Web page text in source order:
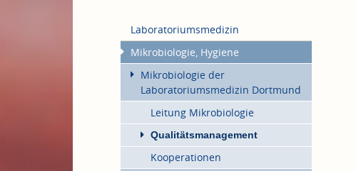
Laboratoriumsmedizin
Mikrobiologie, Hygiene
Mikrobiologie der
Laboratoriumsmedizin Dortmund
Leitung Mikrobiologie
Qualitätsmanagement
Kooperationen